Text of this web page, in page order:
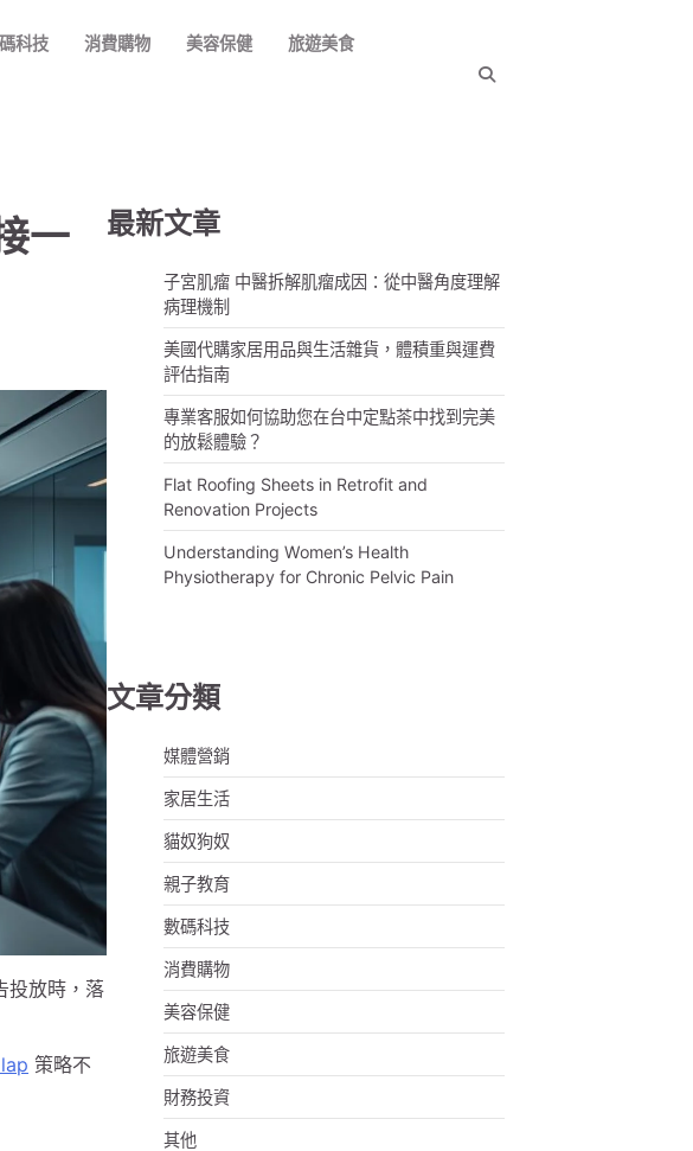
科技 消費購物 美容保健 旅遊美食
一
投放時，落
策略不
最新文章
子宮肌瘤 中醫拆解肌瘤成因：從中醫角度理解
病理機制
美國代購家居用品與生活雜貨，體積重與運費
評估指南
專業客服如何協助您在台中定點茶中找到完美
的放鬆體驗？
Flat Roofing Sheets in Retrofit and
Renovation Projects
Understanding Women’s Health
Physiotherapy for Chronic Pelvic Pain
文章分類
媒體營銷
家居生活
貓奴狗奴
親子教育
數碼科技
消費購物
美容保健
旅遊美食
財務投資
其他